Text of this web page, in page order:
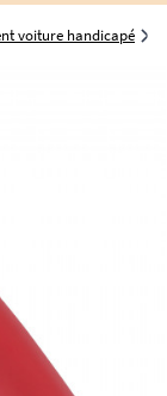
voiture handicapé